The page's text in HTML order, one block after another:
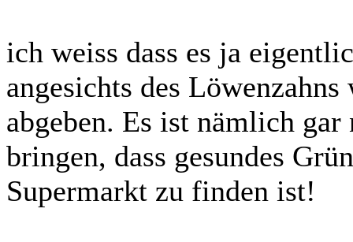
ich weiss dass es ja
angesichts des
abgeben. Es ist nämlich
bringen, dass gesundes
Supermarkt zu finden ist!